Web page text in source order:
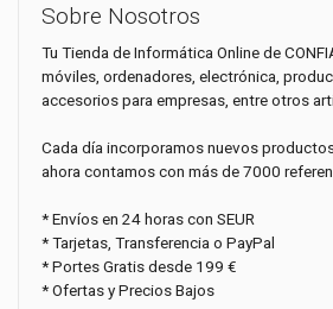
Sobre Nosotros
Tu Tienda de Informática Online de
móviles, ordenadores, electrónica,
accesorios para empresas, entre otros
Cada día incorporamos nuevos
ahora contamos con más de 7000
* Envíos en 24 horas con SEUR
* Tarjetas, Transferencia o PayPal
* Portes Gratis desde 199 €
* Ofertas y Precios Bajos